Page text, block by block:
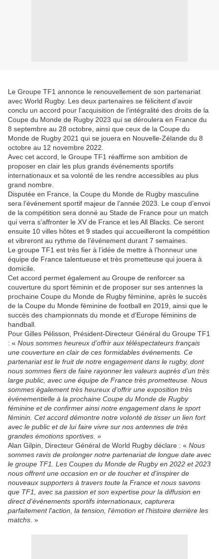
Le Groupe TF1 annonce le renouvellement de son partenariat
avec World Rugby. Les deux partenaires se félicitent d’avoir
conclu un accord pour l’acquisition de l’intégralité des droits de la
Coupe du Monde de Rugby 2023 qui se déroulera en France du
8 septembre au 28 octobre, ainsi que ceux de la Coupe du
Monde de Rugby 2021 qui se jouera en Nouvelle-Zélande du 8
octobre au 12 novembre 2022.
Avec cet accord, le Groupe TF1 réaffirme son ambition de
proposer en clair les plus grands événements sportifs
internationaux et sa volonté de les rendre accessibles au plus
grand nombre.
Disputée en France, la Coupe du Monde de Rugby masculine
sera l’événement sportif majeur de l’année 2023. Le coup d’envoi
de la compétition sera donné au Stade de France pour un match
qui verra s’affronter le XV de France et les All Blacks. Ce seront
ensuite 10 villes hôtes et 9 stades qui accueilleront la compétition
et vibreront au rythme de l’événement durant 7 semaines.
Le groupe TF1 est très fier à l’idée de mettre à l’honneur une
équipe de France talentueuse et très prometteuse qui jouera à
domicile.
Cet accord permet également au Groupe de renforcer sa
couverture du sport féminin et de proposer sur ses antennes la
prochaine Coupe du Monde de Rugby féminine, après le succès
de la Coupe du Monde féminine de football en 2019, ainsi que le
succès des championnats du monde et d’Europe féminins de
handball.
Pour Gilles Pélisson, Président-Directeur Général du Groupe TF1
: « Nous sommes heureux d’offrir aux téléspectateurs français
une couverture en clair de ces formidables événements. Ce
partenariat est le fruit de notre engagement dans le rugby, dont
nous sommes fiers de faire rayonner les valeurs auprès d’un très
large public, avec une équipe de France très prometteuse. Nous
sommes également très heureux d’offrir une exposition très
événementielle à la prochaine Coupe du Monde de Rugby
féminine et de confirmer ainsi notre engagement dans le sport
féminin. Cet accord démontre notre volonté de tisser un lien fort
avec le public et de lui faire vivre sur nos antennes de très
grandes émotions sportives. »
Alan Gilpin, Directeur Général de World Rugby déclare : « Nous
sommes ravis de prolonger notre partenariat de longue date avec
le groupe TF1. Les Coupes du Monde de Rugby en 2022 et 2023
nous offrent une occasion en or de toucher et d'inspirer de
nouveaux supporters à travers toute la France et nous savons
que TF1, avec sa passion et son expertise pour la diffusion en
direct d'événements sportifs internationaux, capturera
parfaitement l'action, la tension, l'émotion et l'histoire derrière les
matchs . »